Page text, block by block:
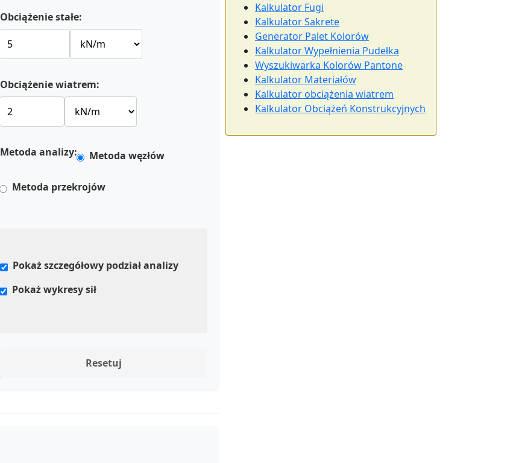
Obciążenie stałe:
Obciążenie wiatrem:
Metoda analizy: Metoda węzłów
Metoda przekrojów
Pokaż szczegółowy podział analizy
Pokaż wykresy sił
Resetuj
Kalkulator Fugi
Kalkulator Sakrete
Generator Palet Kolorów
Kalkulator Wypełnienia Pudełka
Wyszukiwarka Kolorów Pantone
Kalkulator Materiałów
Kalkulator obciążenia wiatrem
Kalkulator Obciążeń Konstrukcyjnych